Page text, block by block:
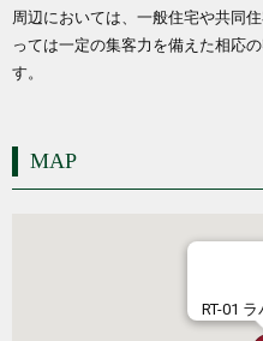
周辺においては、一般住宅や共同
っては一定の集客力を備えた相応
す。
MAP
RT-01